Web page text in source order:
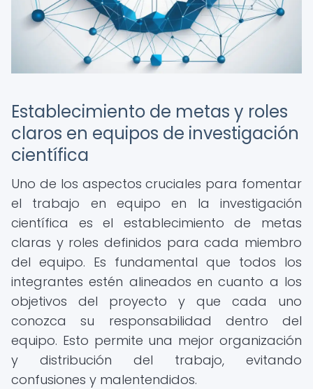
Establecimiento de metas y roles
claros en equipos de investigación
científica
Uno de los aspectos cruciales para fomentar
el trabajo en equipo en la investigación
científica es el establecimiento de metas
claras y roles definidos para cada miembro
del equipo. Es fundamental que todos los
integrantes estén alineados en cuanto a los
objetivos del proyecto y que cada uno
conozca su responsabilidad dentro del
equipo. Esto permite una mejor organización
y distribución del trabajo, evitando
confusiones y malentendidos.